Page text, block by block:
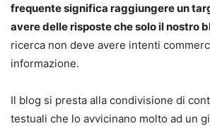
frequente significa raggiungere un
avere delle risposte che solo il nostro
ricerca non deve avere intenti
informazione.
Il blog si presta alla condivisione di
testuali che lo avvicinano molto ad un